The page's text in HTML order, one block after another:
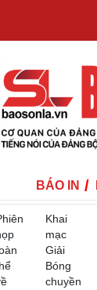
BÁO IN
Khai
mạc
Giải
Bóng
chuyền